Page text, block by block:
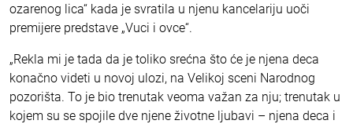
ozarenog lica“ kada je svratila u njenu kancelariju uoči
premijere predstave „Vuci i ovce“.
„Rekla mi je tada da je toliko srećna što će je njena deca
konačno videti u novoj ulozi, na Velikoj sceni Narodnog
pozorišta. To je bio trenutak veoma važan za nju; trenutak u
kojem su se spojile dve njene životne ljubavi – njena deca i